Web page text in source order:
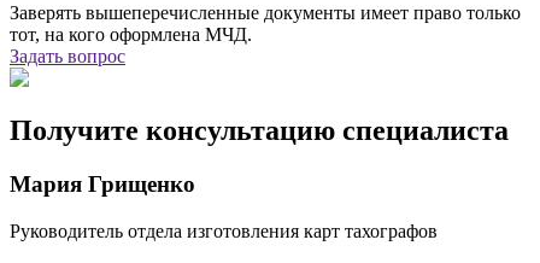
Заверять вышеперечисленные документы имеет право только
тот, на кого оформлена МЧД.
Задать вопрос
Получите консультацию специалиста
Мария Грищенко
Руководитель отдела изготовления карт тахографов